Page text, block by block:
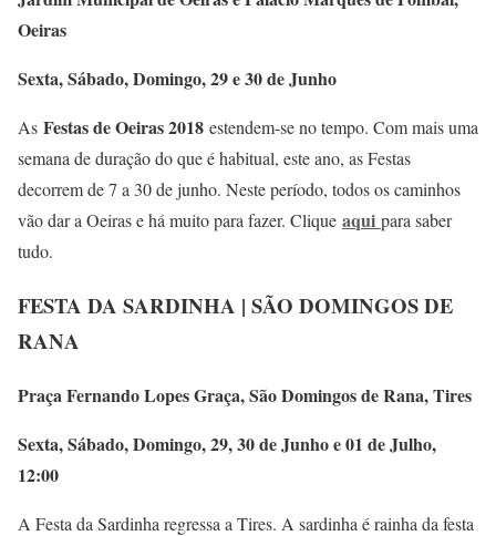
Oeiras
Sexta, Sábado, Domingo, 29 e 30 de Junho
As Festas de Oeiras 2018 estendem-se no tempo. Com mais uma
semana de duração do que é habitual, este ano, as Festas
decorrem de 7 a 30 de junho. Neste período, todos os caminhos
vão dar a Oeiras e há muito para fazer. Clique aqui para saber
tudo.
FESTA DA SARDINHA | SÃO DOMINGOS DE
RANA
Praça Fernando Lopes Graça, São Domingos de Rana, Tires
Sexta, Sábado, Domingo, 29, 30 de Junho e 01 de Julho,
12:00
A Festa da Sardinha regressa a Tires. A sardinha é rainha da festa